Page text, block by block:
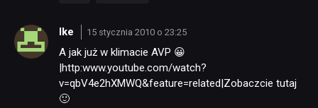
Ike 15 stycznia 2010 o 23:25
A jak już w klimacie AVP 😀
|http:www.youtube.com/watch?
v=qbV4e2hXMWQ&feature=related|Zobaczcie tutaj
🙂